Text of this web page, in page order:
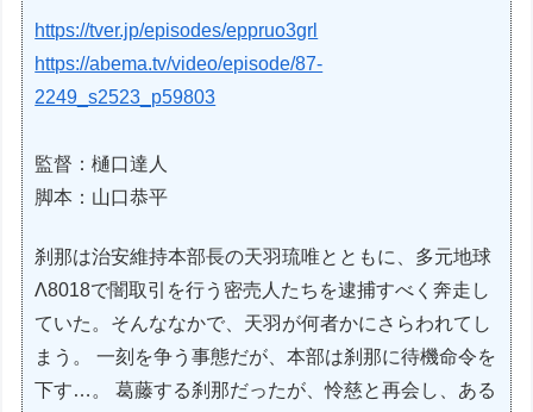
https://tver.jp/episodes/eppruo3grl
https://abema.tv/video/episode/87-
2249_s2523_p59803
監督：樋口達人
脚本：山口恭平
刹那は治安維持本部長の天羽琉唯とともに、多元地球
Λ8018で闇取引を行う密売人たちを逮捕すべく奔走し
ていた。そんななかで、天羽が何者かにさらわれてし
まう。 一刻を争う事態だが、本部は刹那に待機命令を
下す…。 葛藤する刹那だったが、怜慈と再会し、ある